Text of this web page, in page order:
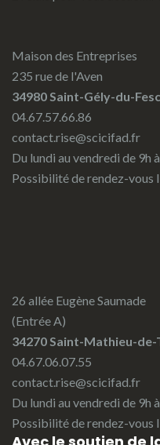
Maison des Entreprises
235 rue de l'Aven
34980 Saint-Gély-du-Fesc
04.67.57.66.86
contact.rise@scicifad.fr
Du lundi au vendredi de 9h
Possibilité de rendez-vous
26 allée Eugène Saumade
(Entrée A)
34270 Saint-Mathieu-
04.67.06.07.55
contact.rise@scicifad.fr
Du lundi au vendredi de 9h
Possibilité de rendez-vous